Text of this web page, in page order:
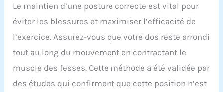
Le maintien d’une posture correcte est vital pour
éviter les blessures et maximiser l’efficacité de
l’exercice. Assurez-vous que votre dos reste arrondi
tout au long du mouvement en contractant le
muscle des fesses. Cette méthode a été validée par
des études qui confirment que cette position n’est